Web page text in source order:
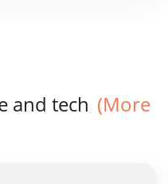
and tech (More